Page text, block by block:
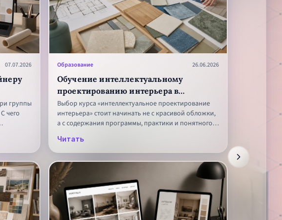
07.07.2026
группы
чего
Образование 26.06.2026
Обучение интеллектуальному
проектированию интерьера в
Иркутске: как выбрать программу
Выбор курса «интеллектуальное проектирование
интерьера» стоит начинать не с красивой обложки,
а с содержания программы, практики и понятного
очный формат, связь с реальными задачами региона
и возможность получить обратную связь от
преподавателей.
Читать